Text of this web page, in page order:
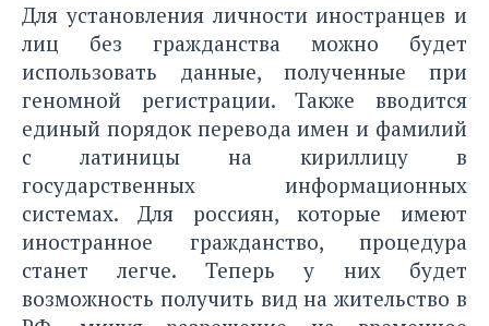
Для установления личности иностранцев и
лиц без гражданства можно будет
использовать данные, полученные при
геномной регистрации. Также вводится
единый порядок перевода имен и фамилий
с латиницы на кириллицу в
государственных информационных
системах. Для россиян, которые имеют
иностранное гражданство, процедура
станет легче. Теперь у них будет
возможность получить вид на жительство в